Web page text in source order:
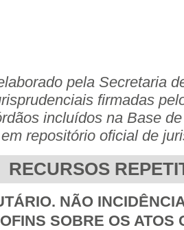
pela Secretaria
firmadas
incluídos na Base
repositório oficial de
RECURSOS
NÃO
SOBRE OS ATOS